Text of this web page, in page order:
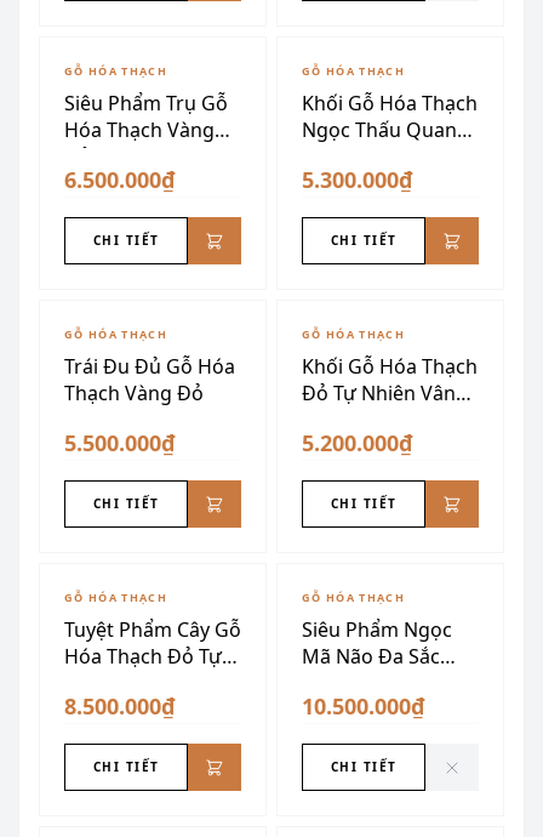
GỖ HÓA THẠCH
Siêu Phẩm Trụ Gỗ
Hóa Thạch Vàng
Đỏ Vân Não
6.500.000₫
CHI TIẾT
GỖ HÓA THẠCH
Khối Gỗ Hóa Thạch
Ngọc Thấu Quang
5.300.000₫
CHI TIẾT
GỖ HÓA THẠCH
Trái Đu Đủ Gỗ Hóa
Thạch Vàng Đỏ
5.500.000₫
CHI TIẾT
GỖ HÓA THẠCH
Khối Gỗ Hóa Thạch
Đỏ Tự Nhiên Vân
5.200.000₫
CHI TIẾT
GỖ HÓA THẠCH
Tuyệt Phẩm Cây Gỗ
Hóa Thạch Đỏ Tự
8.500.000₫
CHI TIẾT
ĐÃ SƯU TẦM
GỖ HÓA THẠCH
Siêu Phẩm Ngọc
Mã Não Đa Sắc
Thuật
10.500.000₫
CHI TIẾT